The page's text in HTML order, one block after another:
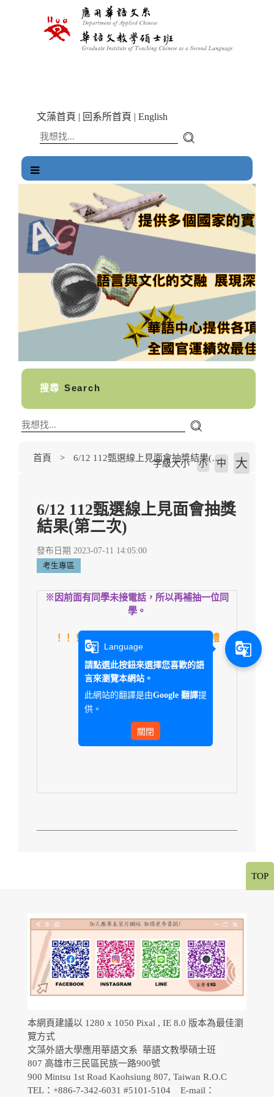
文藻首頁 | 回系所首頁 | English
搜尋 Search
首頁 6/12 112甄選線上見面會抽獎結果(第二次)
字級大小 小 中 大
6/12 112甄選線上見面會抽獎
結果(第二次)
發布日期 2023-07-11 14:05:00
考生專區
※因前面有同學未接電話，所以再補抽一位同
學。
！！！恭喜以下同學獲得本系的精美小禮
物！！！
獲獎同學名單
三民家商 郭宇娟
應華系期待與你相遇~
本網頁建議以 1280 x 1050 Pixal , IE 8.0 版本為最佳瀏
覽方式
文藻外語大學應用華語文系 華語文教學碩士班
807 高雄市三民區民族一路900號
900 Mintsu 1st Road Kaohsiung 807, Taiwan R.O.C
TEL：+886-7-342-6031 #5101-5104 E-mail：
TOP
g_translate Language
請點選此按鈕來選擇您喜歡的語
言來瀏覽本網站。
此網站的翻譯是由Google 翻譯提
供。
關閉
g_translate